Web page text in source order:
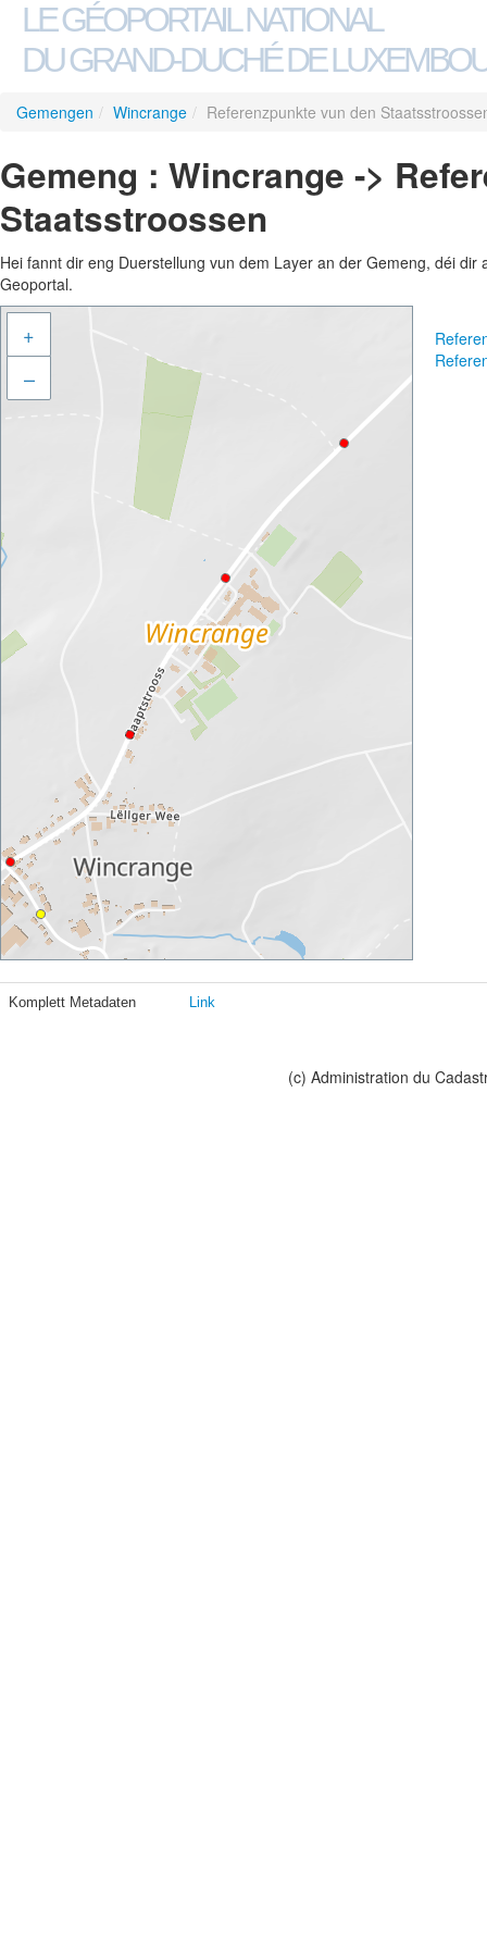
LE GÉOPORTAIL NATIONAL
DU GRAND-DUCHÉ DE
Gemengen / Wincrange / Referenzpunkte vun den
Gemeng : Wincrange ->
Staatsstroossen
Hei fannt dir eng Duerstellung vun dem Layer an der Gemeng, déi
Geoportal.
+
–
Komplett Metadaten Link
(c) Administration du